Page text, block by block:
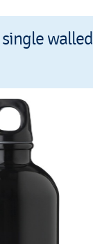
walled